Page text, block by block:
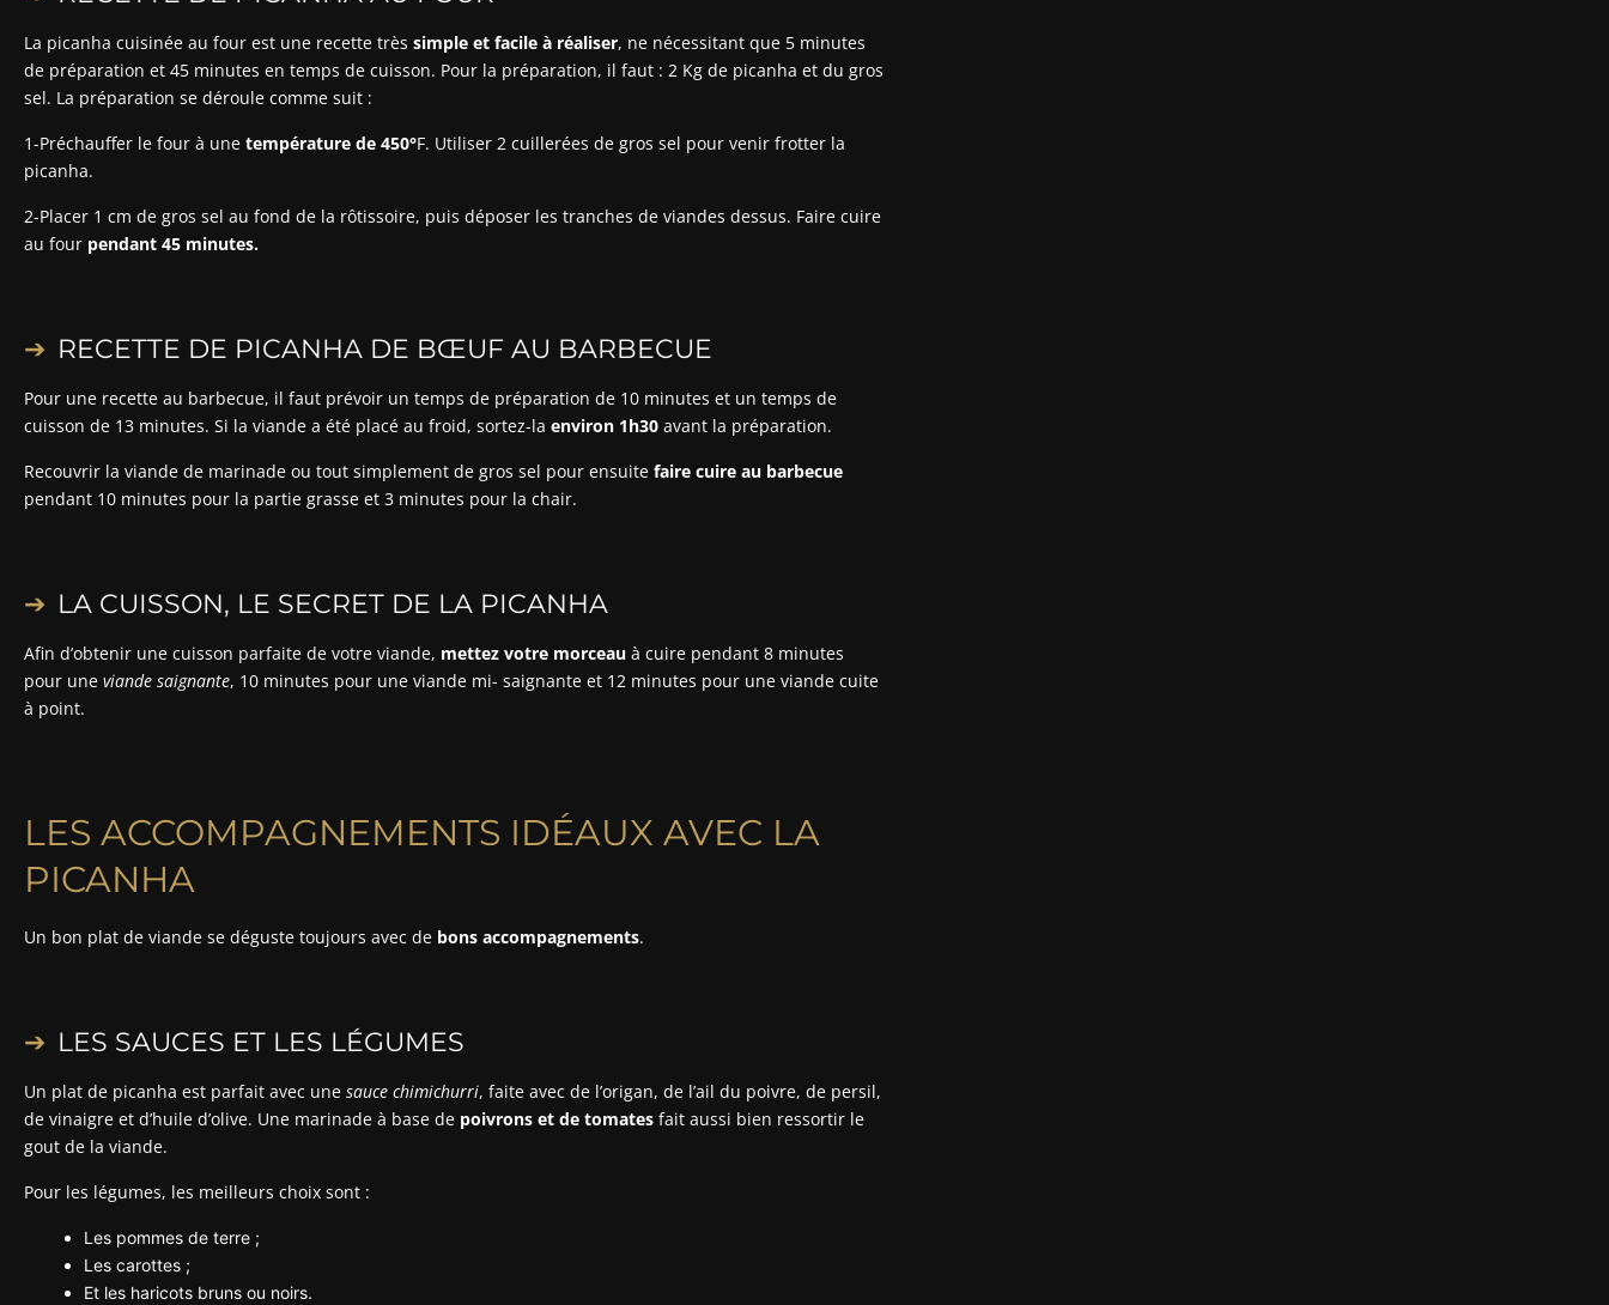
La picanha cuisinée au four est une recette très simple et facile à réaliser, ne nécessitant que 5 minutes
de préparation et 45 minutes en temps de cuisson. Pour la préparation, il faut : 2 Kg de picanha et du gros
sel. La préparation se déroule comme suit :
1-Préchauffer le four à une température de 450°F. Utiliser 2 cuillerées de gros sel pour venir frotter la
picanha.
2-Placer 1 cm de gros sel au fond de la rôtissoire, puis déposer les tranches de viandes dessus. Faire cuire
au four pendant 45 minutes.
RECETTE DE PICANHA DE BŒUF AU BARBECUE
Pour une recette au barbecue, il faut prévoir un temps de préparation de 10 minutes et un temps de
cuisson de 13 minutes. Si la viande a été placé au froid, sortez-la environ 1h30 avant la préparation.
Recouvrir la viande de marinade ou tout simplement de gros sel pour ensuite faire cuire au barbecue
pendant 10 minutes pour la partie grasse et 3 minutes pour la chair.
LA CUISSON, LE SECRET DE LA PICANHA
Afin d’obtenir une cuisson parfaite de votre viande, mettez votre morceau à cuire pendant 8 minutes
pour une viande saignante, 10 minutes pour une viande mi- saignante et 12 minutes pour une viande cuite
à point.
LES ACCOMPAGNEMENTS IDÉAUX AVEC LA
PICANHA
Un bon plat de viande se déguste toujours avec de bons accompagnements.
LES SAUCES ET LES LÉGUMES
Un plat de picanha est parfait avec une sauce chimichurri, faite avec de l’origan, de l’ail du poivre, de persil,
de vinaigre et d’huile d’olive. Une marinade à base de poivrons et de tomates fait aussi bien ressortir le
gout de la viande.
Pour les légumes, les meilleurs choix sont :
Les pommes de terre ;
Les carottes ;
Et les haricots bruns ou noirs.